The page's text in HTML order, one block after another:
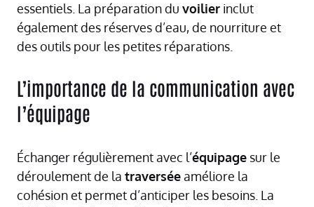
essentiels. La préparation du voilier inclut
également des réserves d’eau, de nourriture et
des outils pour les petites réparations.
L’importance de la communication avec
l’équipage
Échanger régulièrement avec l’équipage sur le
déroulement de la traverséeaméliore la
cohésion et permet d’anticiper les besoins. La